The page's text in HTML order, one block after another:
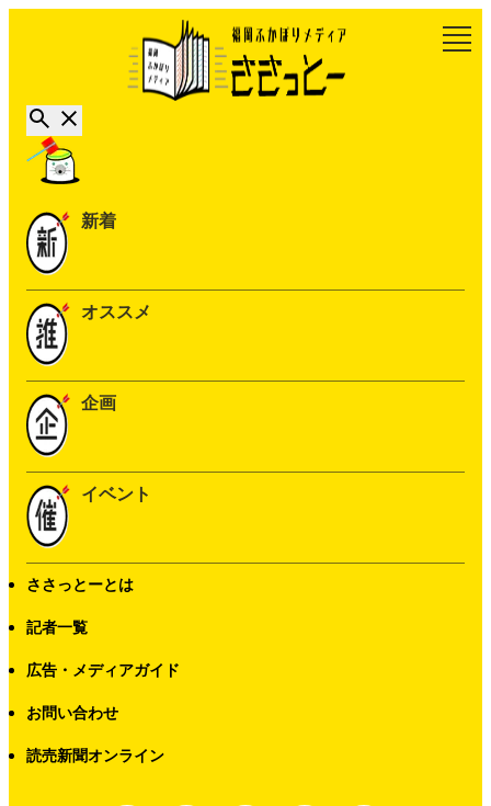
新着
オススメ
企画
イベント
ささっとーとは
記者一覧
広告・メディアガイド
お問い合わせ
読売新聞オンライン